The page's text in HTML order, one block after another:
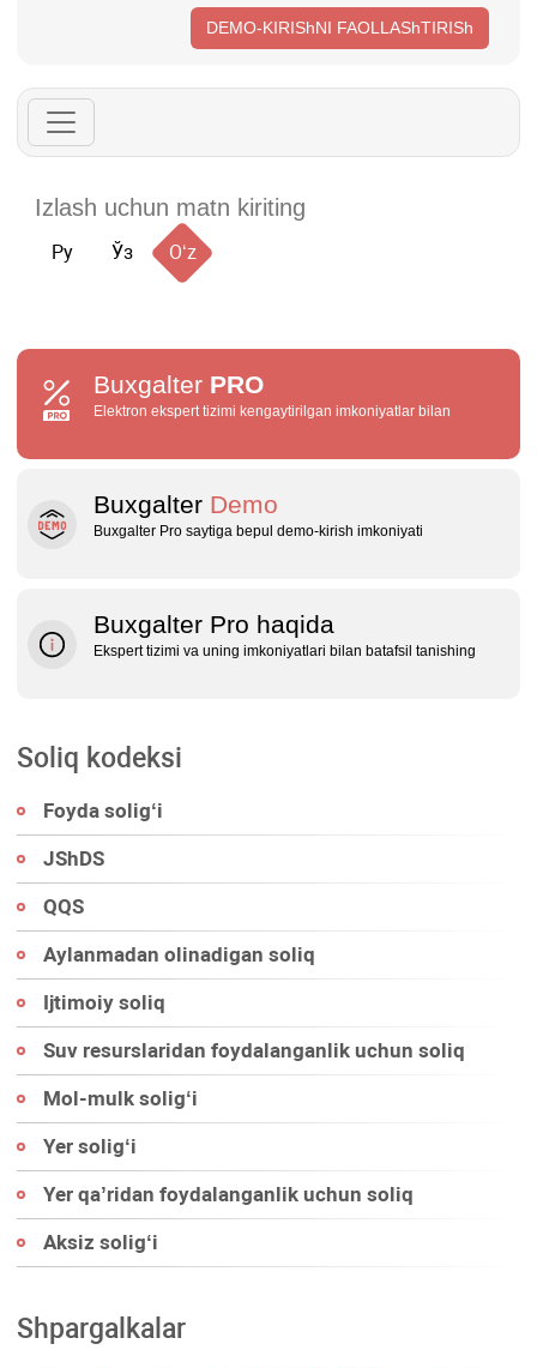
DEMO-KIRIShNI FAOLLAShTIRISh
Ру Ўз Oʻz
Buxgalter PRO
Elektron ekspert tizimi kengaytirilgan imkoniyatlar bilan
Buxgalter Demo
Buxgalter Pro saytiga bepul demo‑kirish imkoniyati
Buxgalter Pro haqida
Ekspert tizimi va uning imkoniyatlari bilan batafsil tanishing
Soliq kodeksi
Foyda soligʻi
JShDS
QQS
Aylanmadan olinadigan soliq
Ijtimoiy soliq
Suv resurslaridan foydalanganlik uchun soliq
Mol-mulk soligʻi
Yer soligʻi
Yer qa’ridan foydalanganlik uchun soliq
Aksiz soligʻi
Shpargalkalar